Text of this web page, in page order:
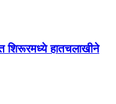
शिरूरमध्ये हातचलाखीने